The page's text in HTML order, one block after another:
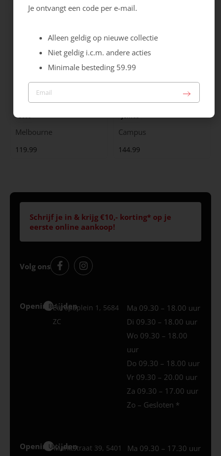
Ecco
Melbourne
119.99
Jomos
Campus
144.99
Schrijf je in & krijg €10,- korting* op je
eerste online aankoop!
Volg ons
Openingstijden
Best
Europaplein 1, 5684
ZC
Ma 09.30 – 18.00 uur
Di 09.30 – 18.00 uur
Wo 09.30 – 18.00
uur
Do 09.30 – 18.00 uur
Vr 09.30 – 20.00 uur
Za 09.30 – 17.00 uur
Zo – Gesloten *
Openingstijden
Uden
Marktstraat 39, 5401
Ma 09.30 – 17.30 uur
Je ontvangt een code per e-mail.
Alleen geldig op nieuwe collectie
Niet geldig i.c.m. andere acties
Minimale besteding 59.99